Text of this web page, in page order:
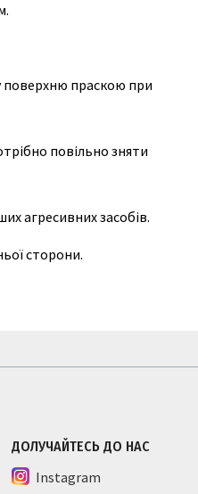
поверхню праскою при
повільно зняти
агресивних засобів.
сторони.
ДОЛУЧАЙТЕСЬ ДО НАС
Instagram